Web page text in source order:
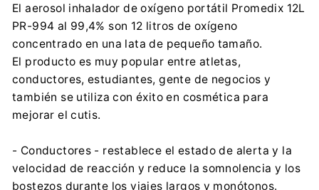
contact@centrumelektroniki.pl
+48 32 284 72 22
Importador:
Centrumelektroniki.EU Sp. z o.o.
Korfantego 7, 42-600 Tarnowskie Góry
contact@centrumelektroniki.pl
El aerosol inhalador de oxígeno portátil Promedix 12L
PR-994 al 99,4% son 12 litros de oxígeno
concentrado en una lata de pequeño tamaño.
El producto es muy popular entre atletas,
conductores, estudiantes, gente de negocios y
también se utiliza con éxito en cosmética para
mejorar el cutis.
- Conductores - restablece el estado de alerta y la
velocidad de reacción y reduce la somnolencia y los
bostezos durante los viajes largos y monótonos.